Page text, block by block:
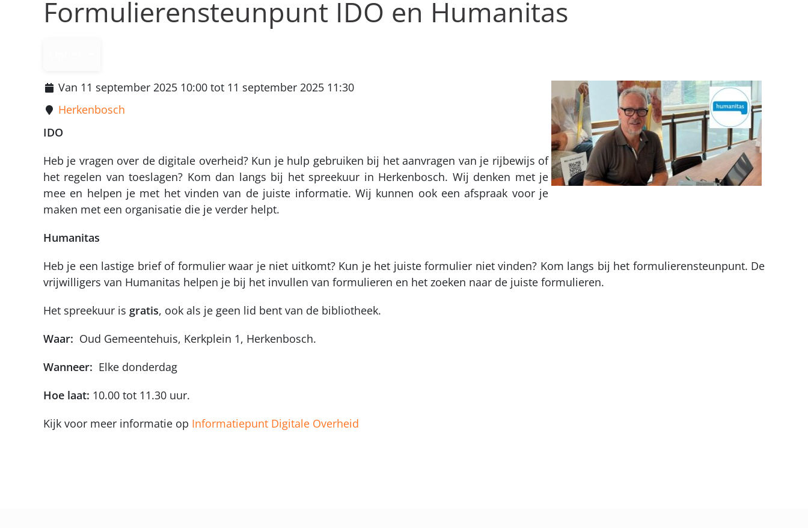
Formulierensteunpunt IDO en Humanitas
Van 11 september 2025 10:00 tot 11 september 2025 11:30
Herkenbosch
IDO
Heb je vragen over de digitale overheid? Kun je hulp gebruiken bij het aanvragen van je rijbewijs of
het regelen van toeslagen? Kom dan langs bij het spreekuur in Herkenbosch. Wij denken met je
mee en helpen je met het vinden van de juiste informatie. Wij kunnen ook een afspraak voor je
maken met een organisatie die je verder helpt.
Humanitas
Heb je een lastige brief of formulier waar je niet uitkomt? Kun je het juiste formulier niet vinden? Kom langs bij het formulierensteunpunt. De
vrijwilligers van Humanitas helpen je bij het invullen van formulieren en het zoeken naar de juiste formulieren.
Het spreekuur is gratis, ook als je geen lid bent van de bibliotheek.
Waar: Oud Gemeentehuis, Kerkplein 1, Herkenbosch.
Wanneer: Elke donderdag
Hoe laat: 10.00 tot 11.30 uur.
Kijk voor meer informatie op Informatiepunt Digitale Overheid